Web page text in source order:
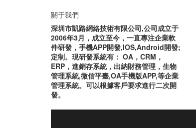
關于我們
深圳市凱路網絡技術有限公司,公司成立于
2006年3月，成立至今，一直專注企業軟
件研發，手機APP開發,IOS,Android開發;
定制。現研發系統有： OA，CRM，
ERP，進銷存系統，出納財務管理，生物
管理系統,微信平臺,OA手機版APP,等企業
管理系統。可以根據客戶要求進行二次開
發。